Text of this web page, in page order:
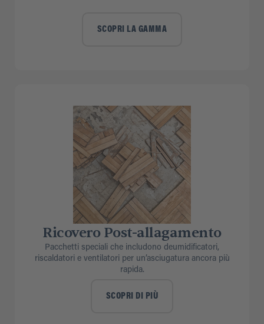
SCOPRI LA GAMMA
Ricovero Post-allagamento
Pacchetti speciali che includono deumidificatori,
riscaldatori e ventilatori per un’asciugatura ancora più
rapida.
SCOPRI DI PIÙ